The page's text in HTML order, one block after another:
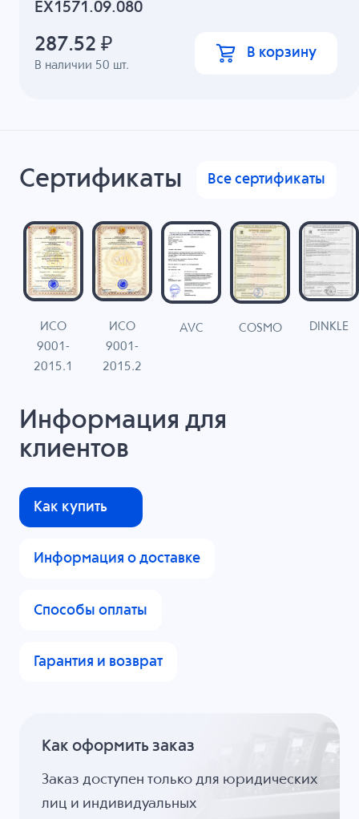
EX1571.09.080
В наличии 50 шт.
287.52 ₽ В корзину
Сертификаты Все сертификаты
ИСО
9001-
2015.1
ИСО
9001-
2015.2
AVC COSMO DINKLE
Информация для
клиентов
Как купить
Информация о доставке
Способы оплаты
Гарантия и возврат
Как оформить заказ
Заказ доступен только для юридических
лиц и индивидуальных